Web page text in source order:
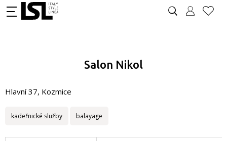
Salon Nikol
Hlavní 37, Kozmice
kadeřnické služby balayage